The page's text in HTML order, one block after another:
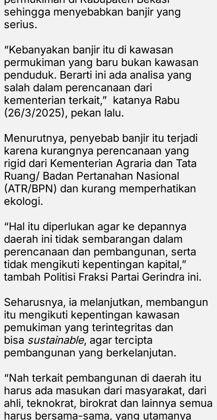
sehingga menyebabkan banjir yang
serius.
“Kebanyakan banjir itu di kawasan
permukiman yang baru bukan kawasan
penduduk. Berarti ini ada analisa yang
salah dalam perencanaan dari
kementerian terkait,” katanya Rabu
(26/3/2025), pekan lalu.
Menurutnya, penyebab banjir itu terjadi
karena kurangnya perencanaan yang
rigid dari Kementerian Agraria dan Tata
Ruang/ Badan Pertanahan Nasional
(ATR/BPN) dan kurang memperhatikan
ekologi.
“Hal itu diperlukan agar ke depannya
daerah ini tidak sembarangan dalam
perencanaan dan pembangunan, serta
tidak mengikuti kepentingan kapital,”
tambah Politisi Fraksi Partai Gerindra ini.
Seharusnya, ia melanjutkan, membangun
itu mengikuti kepentingan kawasan
pemukiman yang terintegritas dan
bisa sustainable, agar tercipta
pembangunan yang berkelanjutan.
“Nah terkait pembangunan di daerah itu
harus ada masukan dari masyarakat, dari
ahli, teknokrat, birokrat dan lainnya semua
harus bersama-sama, yang utamanya